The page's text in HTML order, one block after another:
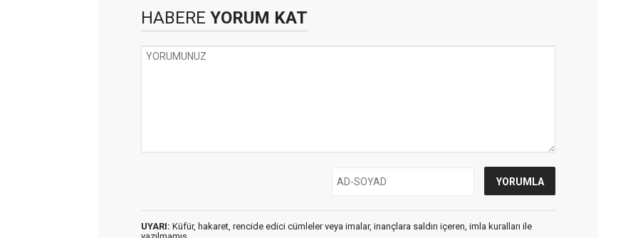
HABERE YORUM KAT
UYARI: Küfür, hakaret, rencide edici cümleler veya imalar, inançlara saldırı içeren, imla kuralları ile